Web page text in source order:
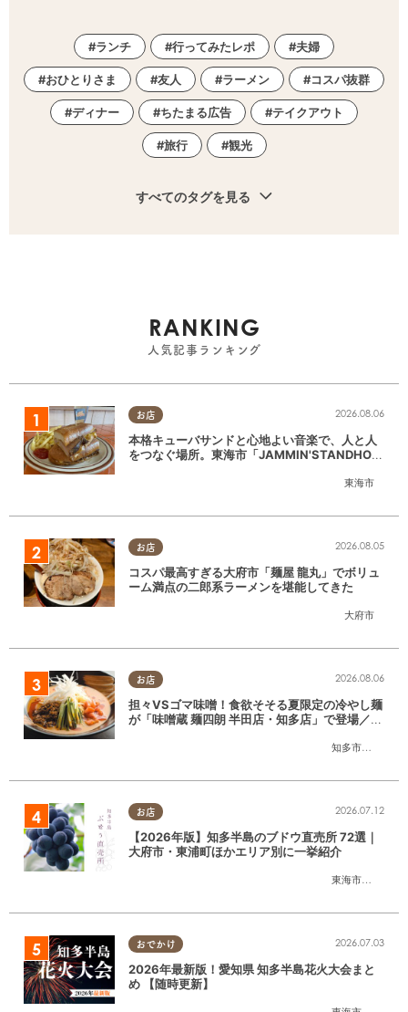
ランチ 行ってみたレポ 夫婦
おひとりさま 友人 ラーメン コスパ抜群
ディナー ちたまる広告 テイクアウト
旅行 観光
すべてのタグを見る
RANKING
人気記事ランキング
お店
東海市
2026.08.06
本格キューバサンドと心地よい音楽で、人と人
をつなぐ場所。東海市「JAMMIN'STANDHOU
お店
大府市
2026.08.05
コスパ最高すぎる大府市「麺屋 龍丸」でボリュ
ーム満点の二郎系ラーメンを堪能してきた
お店
知多市半田市
2026.08.06
担々VSゴマ味噌！食欲そそる夏限定の冷やし麺
が「味噌蔵 麺四朗 半田店・知多店」で登場／ち
お店
東海市大府市
2026.07.12
【2026年版】知多半島のブドウ直売所 72選｜
大府市・東浦町ほかエリア別に一挙紹介
おでかけ 2026.07.03
2026年最新版！愛知県 知多半島花火大会まと
め 【随時更新】